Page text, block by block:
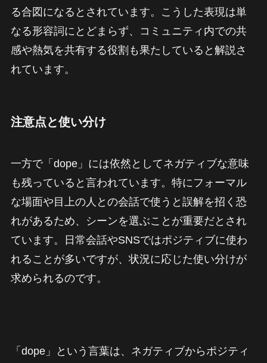
る合図になるとされています。こうした表現は単
なる形容詞にとどまらず、コミュニティ内での共
感や熱気を共有する役割も果たしていると解説さ
れています。
注意点と使い分け
一方で「dope」には依然としてネガティブな意味
も残っていると言われています。特にフォーマル
な場面や目上の人との会話で使うと誤解を招く恐
れがあるため、シーンを選ぶことが重要だとされ
ています。日常会話やSNSではポジティブに使わ
れることが多いですが、状況に応じた使い分けが
求められるのです。
「dope」という言葉は、ネガティブからポジティ